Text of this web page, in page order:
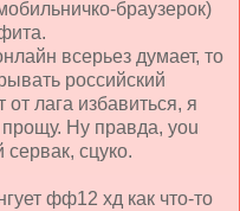
браузерок)
всерьез думает, то
российский
лага избавиться, я
прощу. Ну правда, you
сервак, сцуко.
фф12 хд как что-то